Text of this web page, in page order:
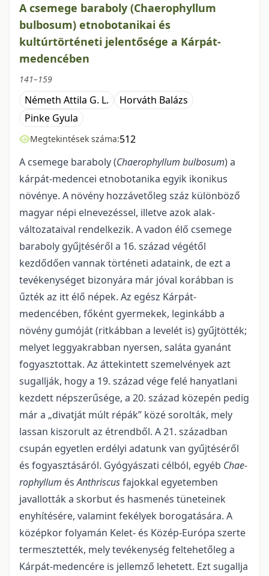
A csemege baraboly (Chaerophyllum
bulbosum) etnobotanikai és
kultúrtörténeti jelentősége a Kárpát-
medencében
141–159
Németh Attila G. L.
Horváth Balázs
Pinke Gyula
Megtekintések száma:512
A csemege baraboly (Chaerophyllum bulbosum) a
kárpát-medencei etnobotanika egyik ikonikus
növénye. A növény hozzávetőleg száz különböző
magyar népi elnevezéssel, illetve azok alak­
változataival rendelkezik. A vadon élő csemege
baraboly gyűjtéséről a 16. század végétől
kezdődően vannak történeti adataink, de ezt a
tevékenységet bizonyára már jóval korábban is
űzték az itt élő né­pek. Az egész Kárpát-
medencében, főként gyermekek, leginkább a
növény gumóját (ritkábban a levelét is) gyűjtötték;
melyet leggyakrabban nyersen, saláta gyanánt
fogyasztottak. Az áttekintett szemelvé­nyek azt
sugallják, hogy a 19. század vége felé hanyatlani
kezdett népszerűsége, a 20. század közepén pedig
már a „divatját múlt répák” közé sorolták, mely
lassan kiszorult az étrendből. A 21. században
csupán egyetlen erdélyi adatunk van gyűjtéséről
és fogyasztásáról. Gyógyászati célból, egyéb Chae­
rophyllum ésAnthriscusfajokkal egyetemben
javallották a skorbut és hasmenés tüneteinek
enyhítésére, valamint fekélyek borogatására. A
középkor folyamán Kelet- és Közép-Európa szerte
termesztették, mely tevékenység feltehetőleg a
Kárpát-medencére is jellemző lehetett. Ezt sugallja